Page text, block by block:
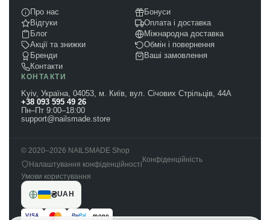
Про нас
Відгуки
Блог
Акції та знижки
Бренди
Контакти
Бонуси
Оплата і доставка
Міжнародна доставка
Обмін і повернення
Ваші замовлення
КОНТАКТИ
Kyiv, Україна, 04053, м. Київ, вул. Січових Стрільців, 44А
+38 093 595 49 26
Пн–Пт 9:00–18:00
support@nailsmade.store
© 2020–2026 NAILSMADE Shop
Налаштування конфіденційності
Конфіденційність
Умови користування
₴UAH
VISA PayPal mono